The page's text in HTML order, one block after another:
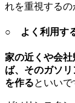
れを重視するの
○ よく利用す
家の近くや会
ば、そのガソ
を作るといいで